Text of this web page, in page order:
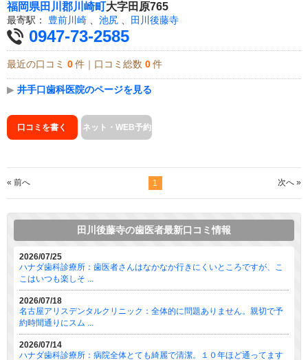
福岡県田川郡川崎町大字田原765
最寄駅： 豊前川崎 池尻 田川後藤寺
0947-73-2585
最近の口コミ 0 件｜口コミ総数 0 件
▶ 井手口歯科医院のページを見る
口コミを書く ネット・WEB予約
« 前へ 1 次へ »
田川後藤寺の歯医者最新口コミ情報
2026/07/25
ハナダ歯科診療所：歯医者さんはなかなか行きにくいところですが、こ
こはいつも楽しそ ...
2026/07/18
名古屋アリスデンタルクリニック：全体的に問題ありません。親切で予
約時間通りにスム ...
2026/07/14
ハナダ歯科診療所：病院全体とても綺麗で清潔。１０年ほど通ってます